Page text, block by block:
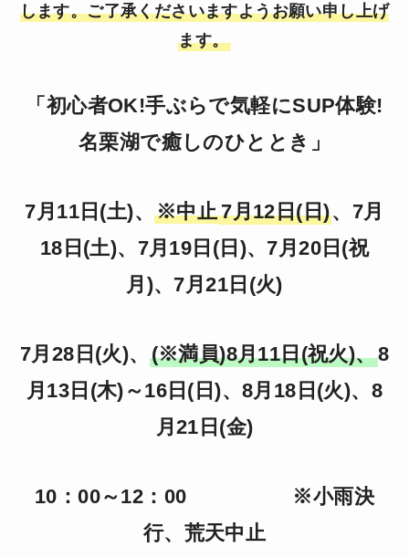
します。ご了承くださいますようお願い申し上げ
ます。
「初心者OK!手ぶらで気軽にSUP体験!
名栗湖で癒しのひととき」
7月11日(土)、 ※中止7月12日(日)、7月
18日(土)、7月19日(日)、7月20日(祝
月)、7月21日(火)
7月28日(火)、 (※満員)8月11日(祝火)、8
月13日(木)～16日(日)、8月18日(火)、8
月21日(金)
10：00～12：00
※小雨決
行、荒天中止